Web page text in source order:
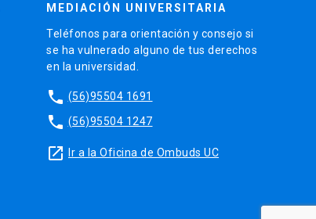
MEDIACIÓN UNIVERSITARIA
Teléfonos para orientación y consejo si
se ha vulnerado alguno de tus derechos
en la universidad.
phone (56)95504 1691
phone (56)95504 1247
launch Ir a la Oficina de Ombuds UC